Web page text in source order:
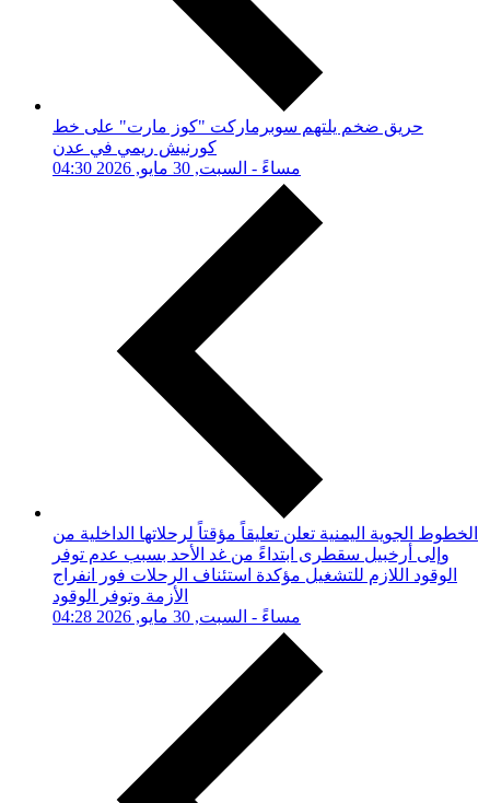
حريق ضخم يلتهم سوبرماركت "كوز مارت" على خط
كورنيش ريمي في عدن
04:30 مساءً - السبت, 30 مايو, 2026
الخطوط الجوية اليمنية تعلن تعليقاً مؤقتاً لرحلاتها الداخلية من
وإلى أرخبيل سقطرى ابتداءً من غد الأحد بسبب عدم توفر
الوقود اللازم للتشغيل مؤكدة استئناف الرحلات فور انفراج
الأزمة وتوفر الوقود
04:28 مساءً - السبت, 30 مايو, 2026